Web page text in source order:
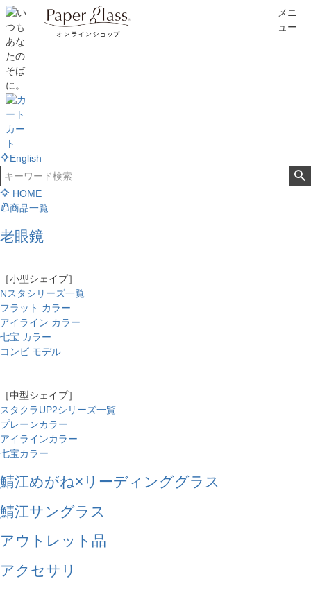
メニ
ュー
カー
ト
English
HOME
商品一覧
老眼鏡
［小型シェイプ］
Nスタシリーズ一覧
フラット カラー
アイライン カラー
七宝 カラー
コンビ モデル
［中型シェイプ］
スタクラUP2シリーズ一覧
プレーンカラー
アイラインカラー
七宝カラー
鯖江めがね×リーディンググラス
鯖江サングラス
アウトレット品
アクセサリ